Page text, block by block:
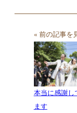
« 前の記事を
本当に感謝し
ます